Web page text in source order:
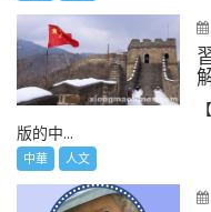
版的中...
中華 人文